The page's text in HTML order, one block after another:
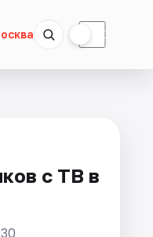
☾
с ТВ в